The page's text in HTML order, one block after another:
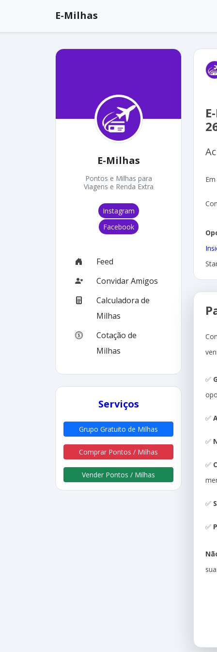
E-Milhas
E-Milhas
Pontos e Milhas para
Viagens e Renda Extra
Instagram
Facebook
Feed
Convidar Amigos
Calculadora de
Milhas
Cotação de
Milhas
Serviços
Grupo Gratuito de Milhas
Comprar Pontos / Milhas
Vender Pontos / Milhas
✅
✅
✅
✅
✅
✅